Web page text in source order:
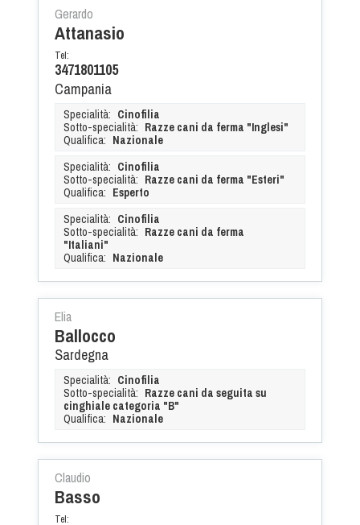
Gerardo
Attanasio
Tel:
3471801105
Campania
Specialità: Cinofilia
Sotto-specialità: Razze cani da ferma "Inglesi"
Qualifica: Nazionale
Specialità: Cinofilia
Sotto-specialità: Razze cani da ferma "Esteri"
Qualifica: Esperto
Specialità: Cinofilia
Sotto-specialità: Razze cani da ferma
"Italiani"
Qualifica: Nazionale
Elia
Ballocco
Sardegna
Specialità: Cinofilia
Sotto-specialità: Razze cani da seguita su
cinghiale categoria "B"
Qualifica: Nazionale
Claudio
Basso
Tel:
Field Target
Paintball
Agility
Dog Triathlon
Hoopers
Nosework